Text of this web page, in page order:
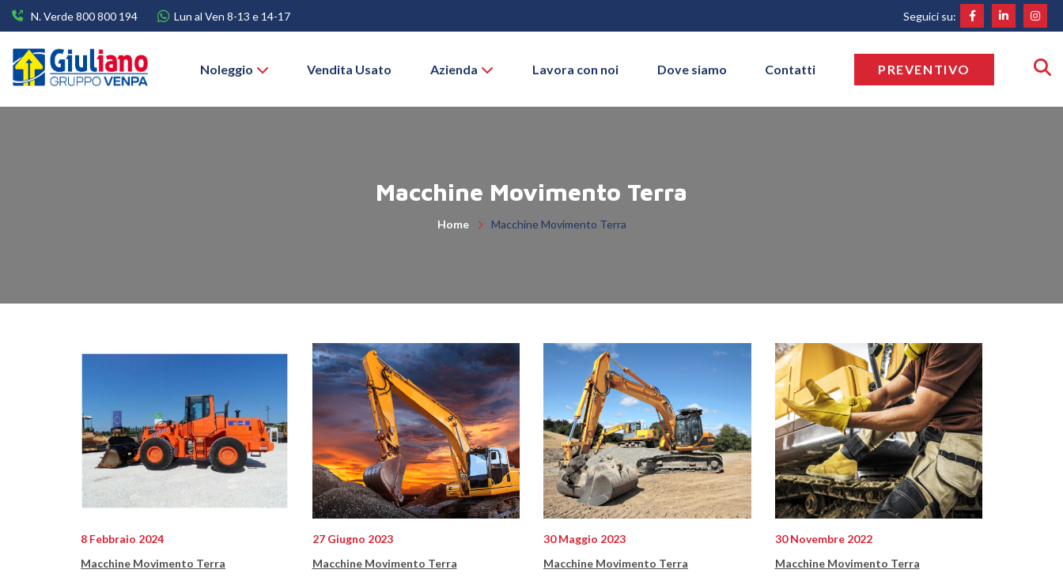
N. Verde 800 800 194 Lun al Ven 8-13 e 14-17 Seguici su:
Noleggio Vendita Usato Azienda Lavora con noi Dove siamo Contatti PREVENTIVO
Macchine Movimento Terra
Home Macchine Movimento Terra
8 Febbraio 2024
Macchine Movimento Terra
27 Giugno 2023
Macchine Movimento Terra
30 Maggio 2023
Macchine Movimento Terra
30 Novembre 2022
Macchine Movimento Terra